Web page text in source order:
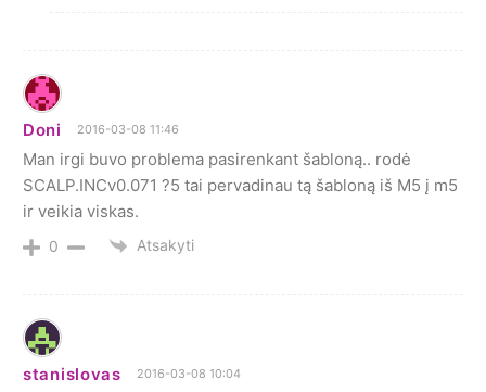
Doni 2016-03-08 11:46
Man irgi buvo problema pasirenkant šabloną.. rodė
SCALP.INCv0.071 ?5 tai pervadinau tą šabloną iš M5 į m5
ir veikia viskas.
0 Atsakyti
stanislovas 2016-03-08 10:04